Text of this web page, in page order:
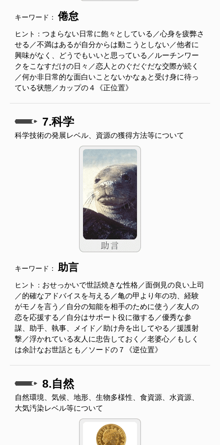
キーワード：倦怠
ヒント： つまらない日常に飽々としている／心身を疲弊さ
せる／不満はあるが自分からは動こうとしない／他者に
興味がなく、どうでもいいと思っている／ルーチンワー
クをこなすだけの日々／恋人とのぐだぐだな交際が続く
／何か非日常的な面白いことないかなぁと受け身に待っ
ている状態／カップの４《正位置》
7.科学
科学技術の発展レベル、資源の獲得方法等について
キーワード： 助言
ヒント： おせっかいで世話焼きな性格／面倒見の良い上司
／的確なアドバイスを与える／亀の甲より年の功、経験
がモノを言う／自分の知能を相手のために使う／友人の
恋を応援する／自分はサポート役に徹する／優秀な参
謀、助手、執事、メイド／助け舟を出してやる／援護射
撃／浮かれている友人に忠告しておく／老婆心／もしく
は余計なお世話とも／ソードの７《逆位置》
8.自然
自然環境、気候、地形、生物多様性、食資源、水資源、
大気汚染レベル等について